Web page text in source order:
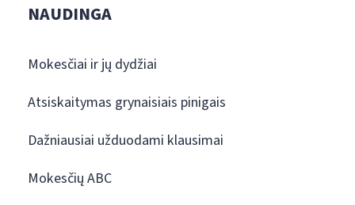
NAUDINGA
Mokesčiai ir jų dydžiai
Atsiskaitymas grynaisiais pinigais
Dažniausiai užduodami klausimai
Mokesčių ABC